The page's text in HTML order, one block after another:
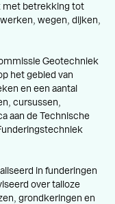
met betrekking tot
wegen, dijken,
Geotechniek
het gebied van
en een aantal
cursussen,
aan de Technische
in funderingen
over talloze
grondkeringen en